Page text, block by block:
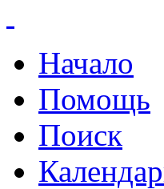
Начало
Помощь
Поиск